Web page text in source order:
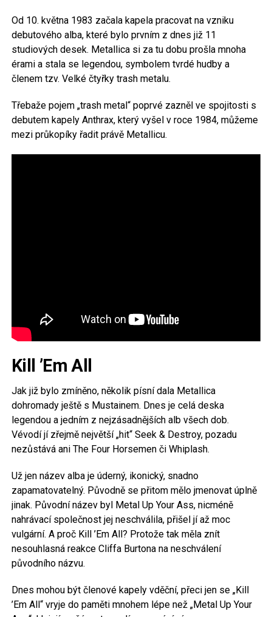
Od 10. května 1983 začala kapela pracovat na vzniku
debutového alba, které bylo prvním z dnes již 11
studiových desek. Metallica si za tu dobu prošla mnoha
érami a stala se legendou, symbolem tvrdé hudby a
členem tzv. Velké čtyřky trash metalu.
Třebaže pojem „trash metal“ poprvé zazněl ve spojitosti s
debutem kapely Anthrax, který vyšel v roce 1984, můžeme
mezi průkopíky řadit právě Metallicu.
Kill ’Em All
Jak již bylo zmíněno, několik písní dala Metallica
dohromady ještě s Mustainem. Dnes je celá deska
legendou a jedním z nejzásadnějších alb všech dob.
Vévodí jí zřejmě největší „hit“ Seek & Destroy, pozadu
nezůstává ani The Four Horsemen či Whiplash.
Už jen název alba je úderný, ikonický, snadno
zapamatovatelný. Původně se přitom mělo jmenovat úplně
jinak. Původní název byl Metal Up Your Ass, nicméně
nahrávací společnost jej neschválila, přišel jí až moc
vulgární. A proč Kill ’Em All? Protože tak měla znít
nesouhlasná reakce Cliffa Burtona na neschválení
původního názvu.
Dnes mohou být členové kapely vděční, přeci jen se „Kill
’Em All“ vryje do paměti mnohem lépe než „Metal Up Your